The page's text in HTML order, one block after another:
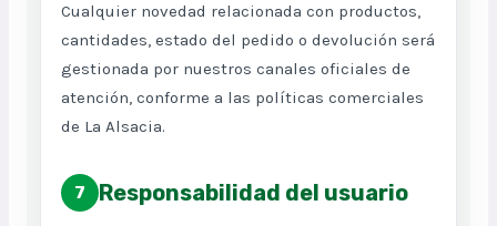
Cualquier novedad relacionada con productos,
cantidades, estado del pedido o devolución será
gestionada por nuestros canales oficiales de
atención, conforme a las políticas comerciales
de La Alsacia.
7 Responsabilidad del usuario